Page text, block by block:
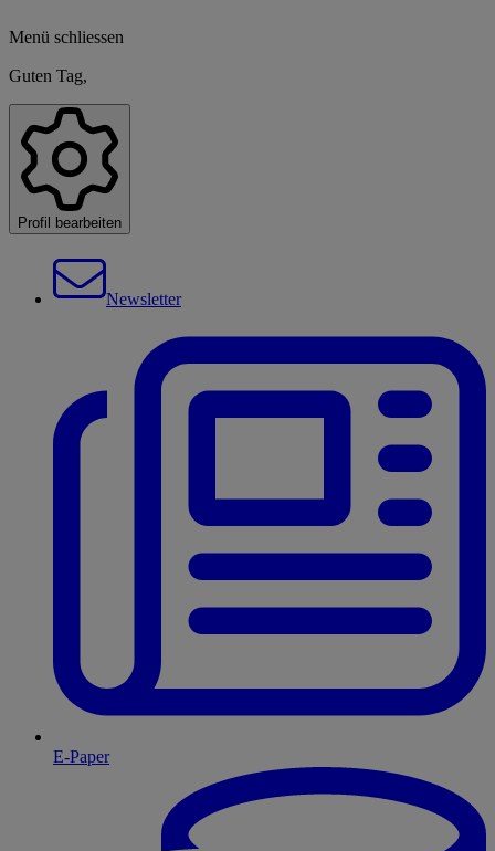
Menü schliessen
Guten Tag,
Profil bearbeiten
Newsletter
E-Paper